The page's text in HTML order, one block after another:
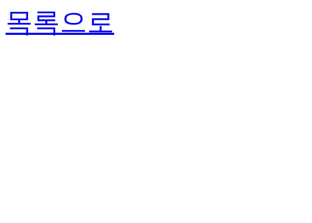
목록으로